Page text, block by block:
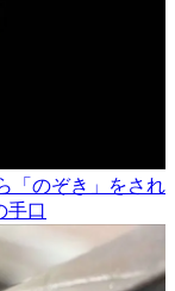
「のぞき」をされ
手口